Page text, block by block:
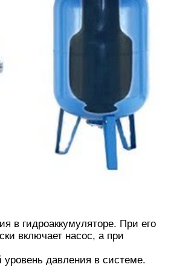
в гидроаккумуляторе. При его
включает насос, а при
давления в системе.